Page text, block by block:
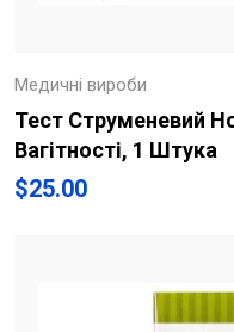
Медичні вироби
Тест Струменевий
Вагітності, 1 Штука
$25.00